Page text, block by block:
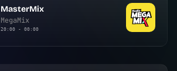
MasterMix
MegaMix
20:00 - 00:00